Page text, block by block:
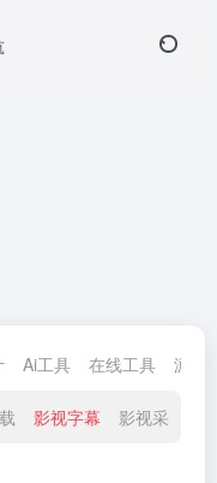
Ai工具 在线工具 游戏
影视字幕 影视采集